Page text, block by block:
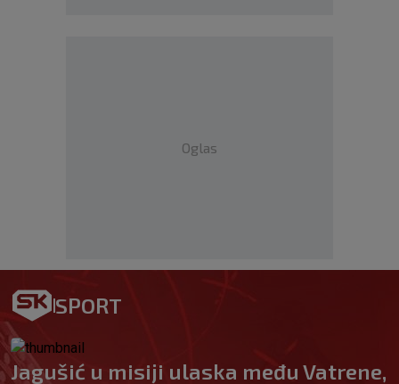
Oglas
SPORT
Jagušić u misiji ulaska među Vatrene,